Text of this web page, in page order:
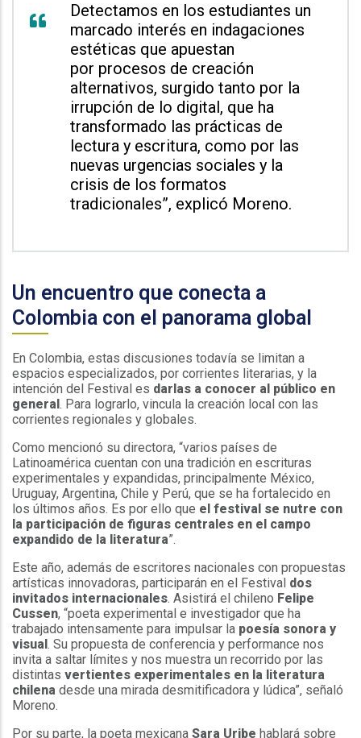
Detectamos en los estudiantes un
marcado interés en indagaciones
estéticas que apuestan
por procesos de creación
alternativos, surgido tanto por la
irrupción de lo digital, que ha
transformado las prácticas de
lectura y escritura, como por las
nuevas urgencias sociales y la
crisis de los formatos
tradicionales”, explicó Moreno.
Un encuentro que conecta a
Colombia con el panorama global
En Colombia, estas discusiones todavía se limitan a
espacios especializados, por corrientes literarias, y la
intención del Festival es darlas a conocer al público en
general . Para lograrlo, vincula la creación local con las
corrientes regionales y globales.
Como mencionó su directora, “varios países de
Latinoamérica cuentan con una tradición en escrituras
experimentales y expandidas, principalmente México,
Uruguay, Argentina, Chile y Perú, que se ha fortalecido en
los últimos años. Es por ello que el festival se nutre con
la participación de figuras centrales en el campo
expandido de la literatura”.
Este año, además de escritores nacionales con propuestas
artísticas innovadoras, participarán en el Festival dos
invitados internacionales. Asistirá el chileno Felipe
Cussen, “poeta experimental e investigador que ha
trabajado intensamente para impulsar la poesía sonora y
visual . Su propuesta de conferencia y performance nos
invita a saltar límites y nos muestra un recorrido por las
distintas vertientes experimentales en la literatura
chilena desde una mirada desmitificadora y lúdica”, señaló
Moreno.
Por su parte, la poeta mexicana Sara Uribe hablará sobre